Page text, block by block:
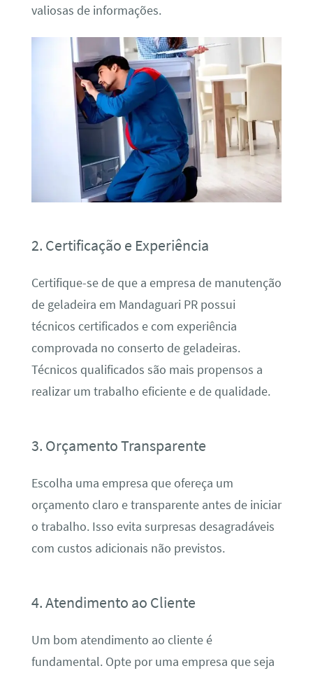
valiosas de informações.
2. Certificação e Experiência
Certifique-se de que a empresa de manutenção
de geladeira em Mandaguari PR possui
técnicos certificados e com experiência
comprovada no conserto de geladeiras.
Técnicos qualificados são mais propensos a
realizar um trabalho eficiente e de qualidade.
3. Orçamento Transparente
Escolha uma empresa que ofereça um
orçamento claro e transparente antes de iniciar
o trabalho. Isso evita surpresas desagradáveis
com custos adicionais não previstos.
4. Atendimento ao Cliente
Um bom atendimento ao cliente é
fundamental. Opte por uma empresa que seja